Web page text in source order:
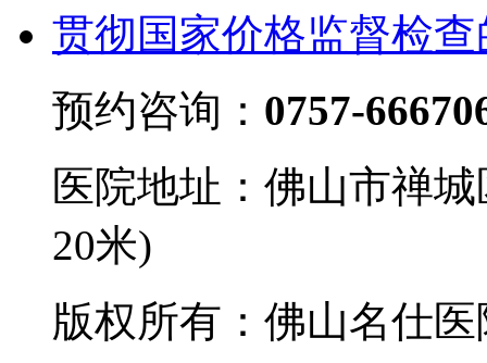
贯彻国家价格监督检
预约咨询： 0757-
医院地址：佛山市禅
20米)
版权所有：佛山名仕